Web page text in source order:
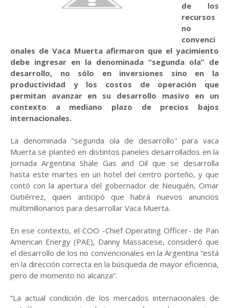
de los
recursos
no
convenci
onales de Vaca Muerta afirmaron que el yacimiento
debe ingresar en la denominada “segunda ola” de
desarrollo, no sólo en inversiones sino en la
productividad y los costos de operación que
permitan avanzar en su desarrollo masivo en un
contexto a mediano plazo de precios bajos
internacionales.
La denominada "segunda ola de desarrollo" para vaca
Muerta se planteó en distintos paneles desarrollados en la
jornada Argentina Shale Gas and Oil que se desarrolla
hasta este martes en un hotel del centro porteño, y que
contó con la apertura del gobernador de Neuquén, Omar
Gutiérrez, quien anticipó que habrá nuevos anuncios
multimillonarios para desarrollar Vaca Muerta.
En ese contexto, el COO -Chief Operating Officer- de Pan
American Energy (PAE), Danny Massacese, consideró que
el desarrollo de los no convencionales en la Argentina “está
en la dirección correcta en la búsqueda de mayor eficiencia,
pero de momento no alcanza”.
“La actual condición de los mercados internacionales de